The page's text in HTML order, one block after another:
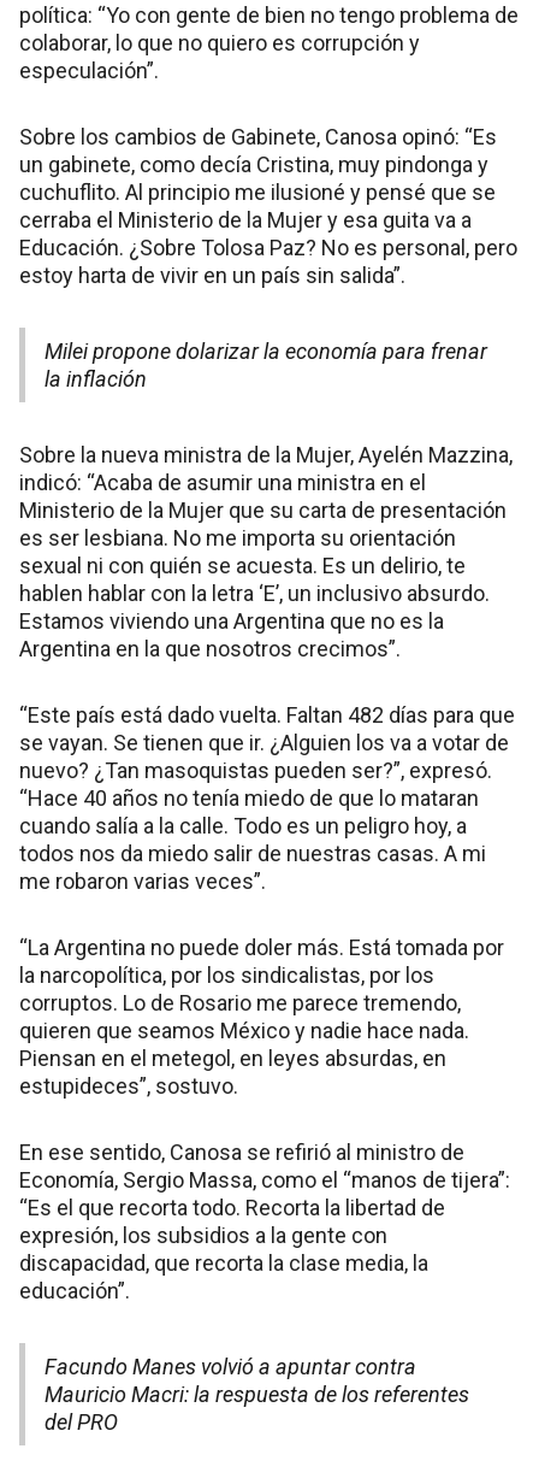
política: “Yo con gente de bien no tengo problema de
colaborar, lo que no quiero es corrupción y
especulación”.
Sobre los cambios de Gabinete, Canosa opinó: “Es
un gabinete, como decía Cristina, muy pindonga y
cuchuflito. Al principio me ilusioné y pensé que se
cerraba el Ministerio de la Mujer y esa guita va a
Educación. ¿Sobre Tolosa Paz? No es personal, pero
estoy harta de vivir en un país sin salida”.
Milei propone dolarizar la economía para frenar
la inflación
Sobre la nueva ministra de la Mujer, Ayelén Mazzina,
indicó: “Acaba de asumir una ministra en el
Ministerio de la Mujer que su carta de presentación
es ser lesbiana. No me importa su orientación
sexual ni con quién se acuesta. Es un delirio, te
hablen hablar con la letra ‘E’, un inclusivo absurdo.
Estamos viviendo una Argentina que no es la
Argentina en la que nosotros crecimos”.
“Este país está dado vuelta. Faltan 482 días para que
se vayan. Se tienen que ir. ¿Alguien los va a votar de
nuevo? ¿Tan masoquistas pueden ser?”, expresó.
“Hace 40 años no tenía miedo de que lo mataran
cuando salía a la calle. Todo es un peligro hoy, a
todos nos da miedo salir de nuestras casas. A mi
me robaron varias veces”.
“La Argentina no puede doler más. Está tomada por
la narcopolítica, por los sindicalistas, por los
corruptos. Lo de Rosario me parece tremendo,
quieren que seamos México y nadie hace nada.
Piensan en el metegol, en leyes absurdas, en
estupideces”, sostuvo.
En ese sentido, Canosa se refirió al ministro de
Economía, Sergio Massa, como el “manos de tijera”:
“Es el que recorta todo. Recorta la libertad de
expresión, los subsidios a la gente con
discapacidad, que recorta la clase media, la
educación”.
Facundo Manes volvió a apuntar contra
Mauricio Macri: la respuesta de los referentes
del PRO